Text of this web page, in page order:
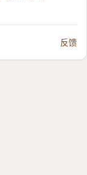
反馈